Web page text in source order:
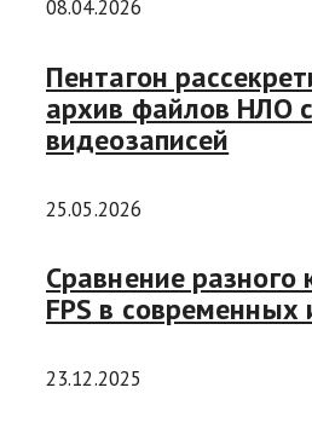
08.04.2026
Пентагон
архив файлов НЛО
видеозаписей
25.05.2026
Сравнение разного
FPS в современных
23.12.2025